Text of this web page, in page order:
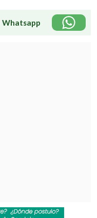
Whatsapp